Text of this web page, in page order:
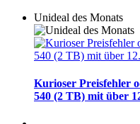
Unideal des Monats
Kurioser Preisfehler
540 (2 TB) mit über